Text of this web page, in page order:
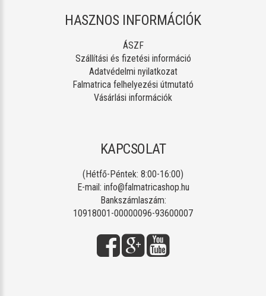
HASZNOS INFORMÁCIÓK
ÁSZF
Szállítási és fizetési információ
Adatvédelmi nyilatkozat
Falmatrica felhelyezési útmutató
Vásárlási információk
KAPCSOLAT
(Hétfő-Péntek: 8:00-16:00)
E-mail: info@falmatricashop.hu
Bankszámlaszám:
10918001-00000096-93600007